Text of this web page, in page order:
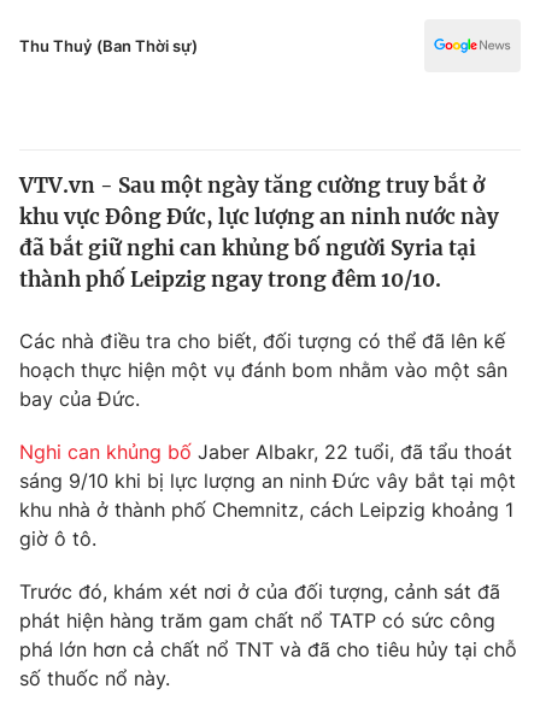
Pháp luật
Thế giới
Tin tức
Thế giới đó đây
Câu chuyện quốc tế
Kinh tế
Thị trường
Góc doanh nghiệp
Dữ liệu và đời sống
Truyền hình
Phim VTV
Hậu trường
Nhân vật
Khán giả
Giải sao mai
Giải trí
Điện ảnh
Sao
Đời sống
Du lịch
Làm đẹp
Chất lượng cuộc sống
Giáo dục
Tuyển sinh
Công nghệ
Công nghệ
Thu Thuỷ (Ban Thời sự)
VTV.vn - Sau một ngày tăng cường truy bắt ở
khu vực Đông Đức, lực lượng an ninh nước này
đã bắt giữ nghi can khủng bố người Syria tại
thành phố Leipzig ngay trong đêm 10/10.
Các nhà điều tra cho biết, đối tượng có thể đã lên kế
hoạch thực hiện một vụ đánh bom nhằm vào một sân
bay của Đức.
Nghi can khủng bố Jaber Albakr, 22 tuổi, đã tẩu thoát
sáng 9/10 khi bị lực lượng an ninh Đức vây bắt tại một
khu nhà ở thành phố Chemnitz, cách Leipzig khoảng 1
giờ ô tô.
Trước đó, khám xét nơi ở của đối tượng, cảnh sát đã
phát hiện hàng trăm gam chất nổ TATP có sức công
phá lớn hơn cả chất nổ TNT và đã cho tiêu hủy tại chỗ
số thuốc nổ này.